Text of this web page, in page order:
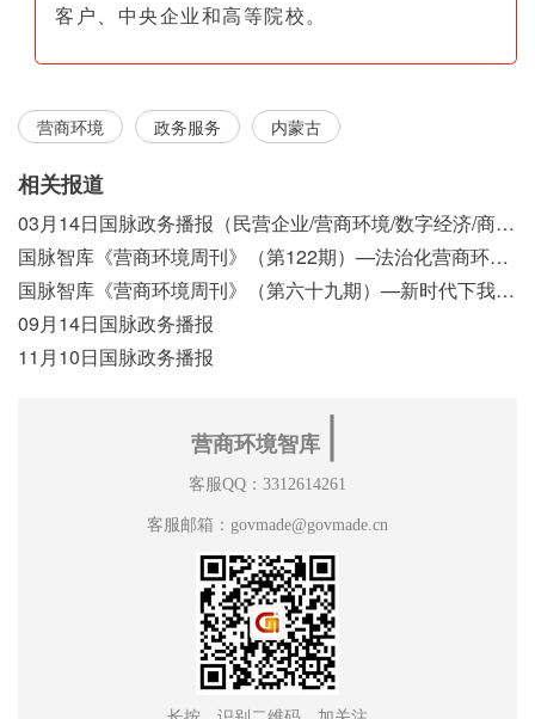
客户、中央企业和高等院校。
营商环境 政务服务 内蒙古
相关报道
03月14日国脉政务播报（民营企业/营商环境/数字经济/商事制度改革）
国脉智库《营商环境周刊》（第122期）—法治化营商环境视域下我国行政执法公示制度浅析
国脉智库《营商环境周刊》（第六十九期）—新时代下我国营商环境标准体系构建初探
09月14日国脉政务播报
11月10日国脉政务播报
营商环境智库
客服QQ：3312614261
客服邮箱：govmade@govmade.cn